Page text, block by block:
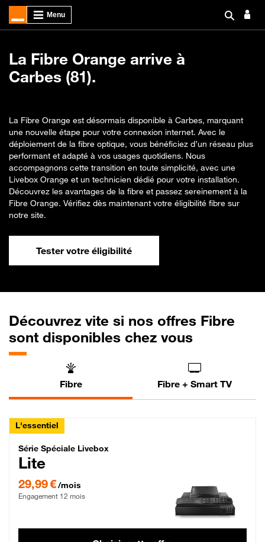
La Fibre Orange arrive à
Carbes (81).
La Fibre Orange est désormais disponible à Carbes, marquant
une nouvelle étape pour votre connexion internet. Avec le
déploiement de la fibre optique, vous bénéficiez d’un réseau plus
performant et adapté à vos usages quotidiens. Nous
accompagnons cette transition en toute simplicité, avec une
Livebox Orange et un technicien dédié pour votre installation.
Découvrez les avantages de la fibre et passez sereinement à la
Fibre Orange. Vérifiez dès maintenant votre éligibilité fibre sur
notre site.
Tester votre éligibilité
Découvrez vite si nos offres Fibre
sont disponibles chez vous
Fibre Fibre + Smart TV
L'essentiel
Série Spéciale Livebox Lite Fibre
Série Spéciale Livebox
Lite
29,99 €/mois
Engagement 12 mois